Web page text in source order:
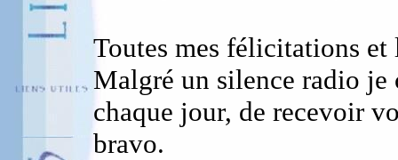
Toutes mes félicitations et
Malgré un silence radio
chaque jour, de recevoir
bravo.